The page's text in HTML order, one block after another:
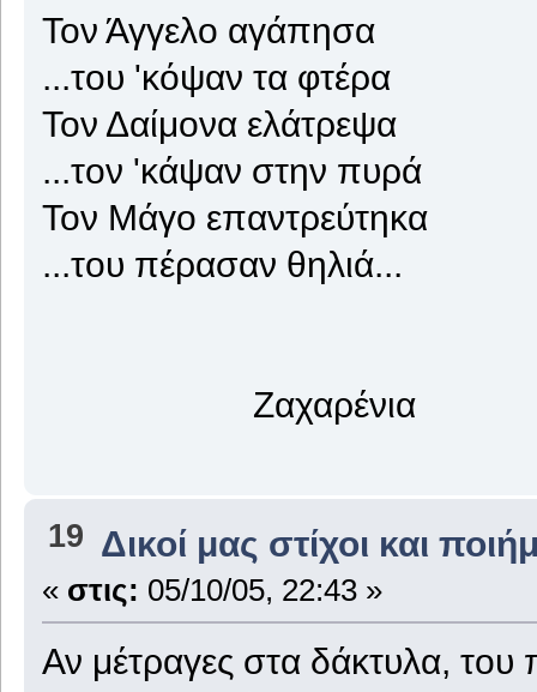
Τον Άγγελο αγάπησα
...του 'κόψαν τα φτέρα
Τον Δαίμονα ελάτρεψα
...τον 'κάψαν στην πυρά
Τον Μάγο επαντρεύτηκα
...του πέρασαν θηλιά...
Ζαχαρένια
19 Δικοί μας στίχοι και
« στις: 05/10/05, 22:43 »
Αν μέτραγες στα δάκτυλα, του